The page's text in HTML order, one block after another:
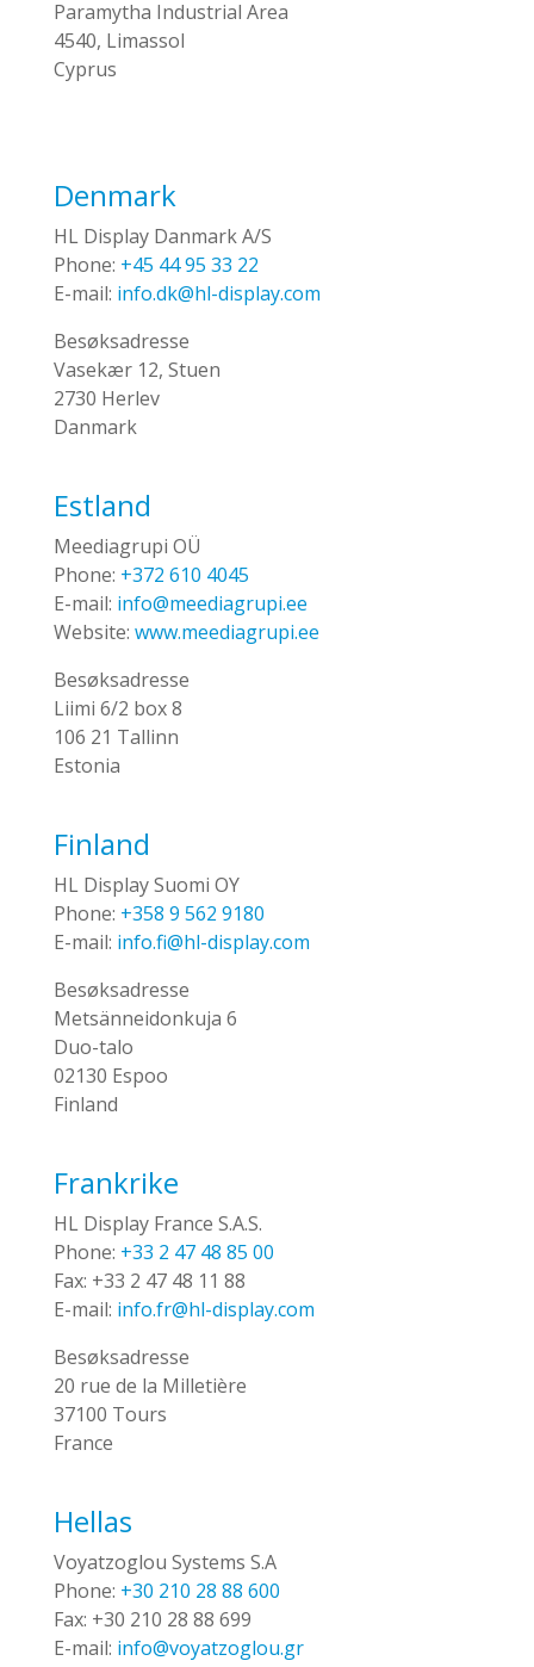
Paramytha Industrial Area
4540, Limassol
Cyprus
Denmark
HL Display Danmark A/S
Phone: +45 44 95 33 22
E-mail: info.dk@hl-display.com
Besøksadresse
Vasekær 12, Stuen
2730 Herlev
Danmark
Estland
Meediagrupi OÜ
Phone: +372 610 4045
E-mail: info@meediagrupi.ee
Website: www.meediagrupi.ee
Besøksadresse
Liimi 6/2 box 8
106 21 Tallinn
Estonia
Finland
HL Display Suomi OY
Phone: +358 9 562 9180
E-mail: info.fi@hl-display.com
Besøksadresse
Metsänneidonkuja 6
Duo-talo
02130 Espoo
Finland
Frankrike
HL Display France S.A.S.
Phone: +33 2 47 48 85 00
Fax: +33 2 47 48 11 88
E-mail: info.fr@hl-display.com
Besøksadresse
20 rue de la Milletière
37100 Tours
France
Hellas
Voyatzoglou Systems S.A
Phone: +30 210 28 88 600
Fax: +30 210 28 88 699
E-mail: info@voyatzoglou.gr